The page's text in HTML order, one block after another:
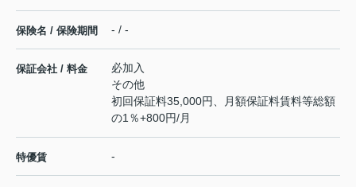
保険名 / 保険期間 - / -
保証会社 / 料金
必加入
その他
初回保証料35,000円、月額保証料賃料等総額
の1％+800円/月
特優賃 -